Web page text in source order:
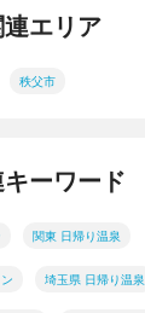
エリア
秩父市
ーワード
関東 日帰り温泉
埼玉県 日帰り温泉